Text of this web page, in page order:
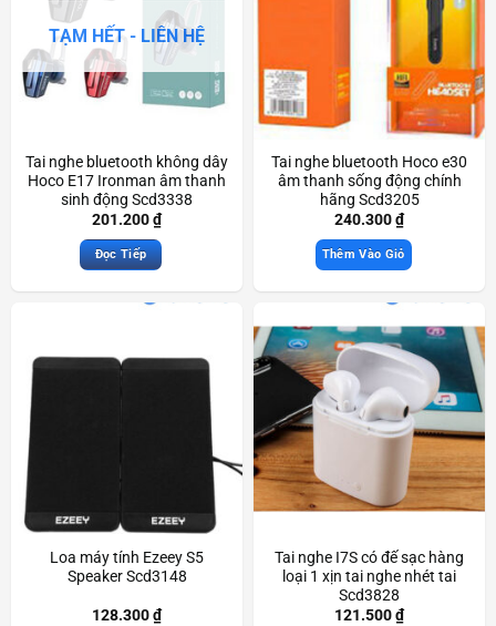
TẠM HẾT - LIÊN HỆ
Tai nghe bluetooth không dây
Hoco E17 Ironman âm thanh
sinh động Scd3338
201.200₫
Đọc Tiếp
Tai nghe bluetooth Hoco e30
âm thanh sống động chính
hãng Scd3205
240.300₫
Thêm Vào Giỏ
Loa máy tính Ezeey S5
Speaker Scd3148
128.300₫
Tai nghe I7S có đế sạc hàng
loại 1 xịn tai nghe nhét tai
Scd3828
121.500₫